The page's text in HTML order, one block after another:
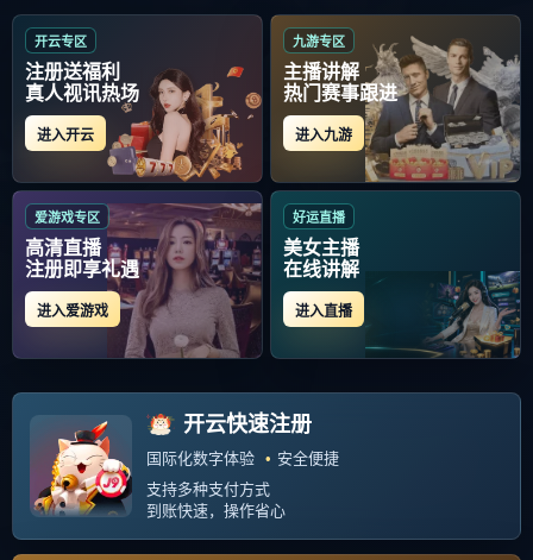
关于巴黎圣日耳曼强势反弹的文
章
这是关于 巴黎圣日耳曼强势反弹 标签的
相关文章列表
当前位置： 首页 关于 巴黎圣日耳曼强势反弹
手机游戏下载-加时末段英超焦点战，巴黎圣
日耳曼强势反弹，态度坚定，赛程密集仍需
轮换的简单介绍
2025-11-28 330 阅读
1 共 1 页